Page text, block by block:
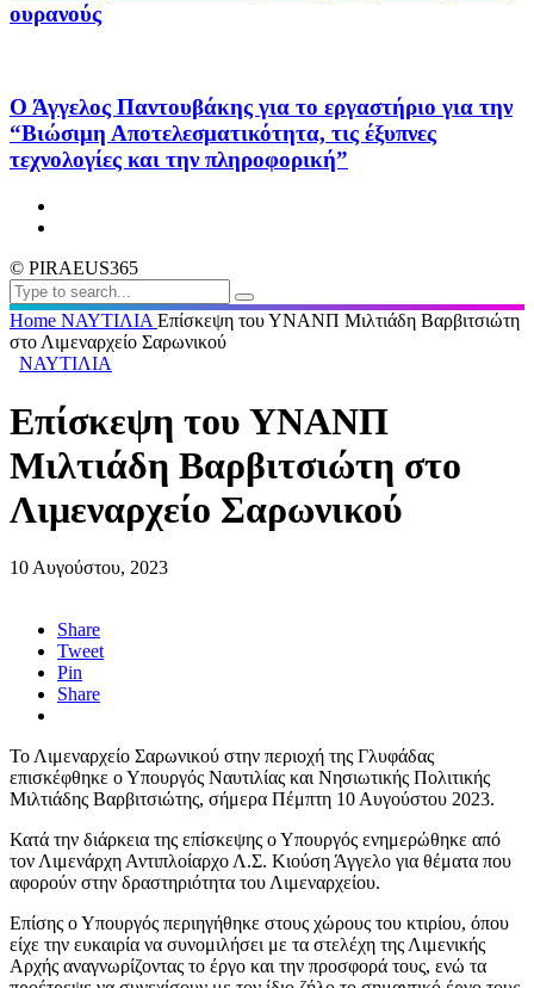
ουρανούς
Ο Άγγελος Παντουβάκης για το εργαστήριο για την
“Βιώσιμη Αποτελεσματικότητα, τις έξυπνες
τεχνολογίες και την πληροφορική”
© PIRAEUS365
Home ΝΑΥΤΙΛΙΑ Επίσκεψη του ΥΝΑΝΠ Μιλτιάδη Βαρβιτσιώτη
στο Λιμεναρχείο Σαρωνικού
ΝΑΥΤΙΛΙΑ
Επίσκεψη του ΥΝΑΝΠ
Μιλτιάδη Βαρβιτσιώτη στο
Λιμεναρχείο Σαρωνικού
10 Αυγούστου, 2023
Share
Tweet
Pin
Share
Το Λιμεναρχείο Σαρωνικού στην περιοχή της Γλυφάδας
επισκέφθηκε ο Υπουργός Ναυτιλίας και Νησιωτικής Πολιτικής
Μιλτιάδης Βαρβιτσιώτης, σήμερα Πέμπτη 10 Αυγούστου 2023.
Κατά την διάρκεια της επίσκεψης ο Υπουργός ενημερώθηκε από
τον Λιμενάρχη Αντιπλοίαρχο Λ.Σ. Κιούση Άγγελο για θέματα που
αφορούν στην δραστηριότητα του Λιμεναρχείου.
Επίσης ο Υπουργός περιηγήθηκε στους χώρους του κτιρίου, όπου
είχε την ευκαιρία να συνομιλήσει με τα στελέχη της Λιμενικής
Αρχής αναγνωρίζοντας το έργο και την προσφορά τους, ενώ τα